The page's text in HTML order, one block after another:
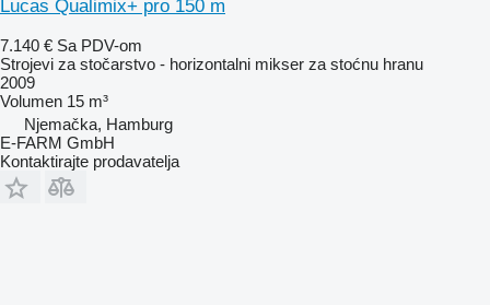
Lucas Qualimix+ pro 150 m
7.140 € Sa PDV-om
Strojevi za stočarstvo - horizontalni mikser za stoćnu hranu
2009
Volumen 15 m³
Njemačka, Hamburg
E-FARM GmbH
Kontaktirajte prodavatelja